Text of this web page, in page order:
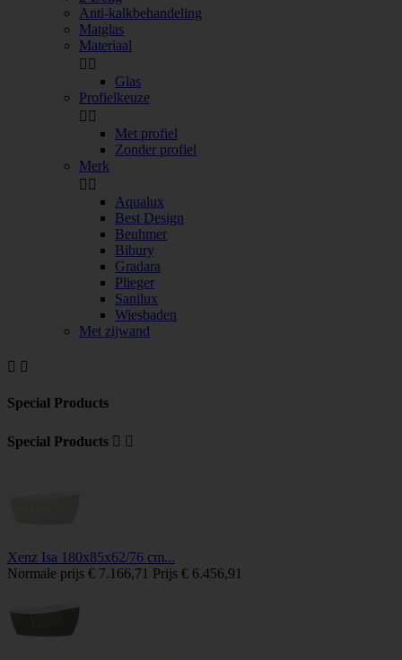
Anti-kalkbehandeling
Matglas
Materiaal
 
Glas
Profielkeuze
 
Met profiel
Zonder profiel
Merk
 
Aqualux
Best Design
Beuhmer
Bibury
Gradara
Plieger
Sanilux
Wiesbaden
Met zijwand
 
Special Products
Special Products  
Xenz Isa 180x85x62/76 cm...
Normale prijs € 7.166,71 Prijs € 6.456,91